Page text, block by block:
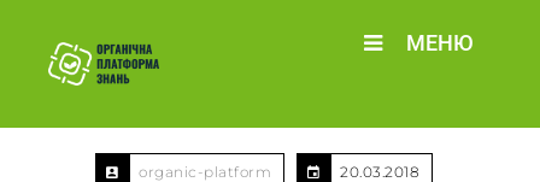
МЕНЮ
organic-platform 20.03.2018